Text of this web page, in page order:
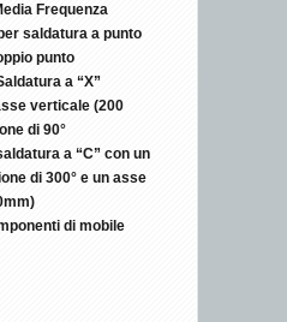
Frequenza
saldatura a punto
punto
a “X”
verticale (200
di 90°
a “C” con un
di 300° e un asse
di mobile